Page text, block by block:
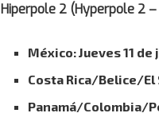
Hiperpole 2 (Hyperpole 2 –
México: Jueves 11 de
Costa Rica/Belice/El
Panamá/Colombia/